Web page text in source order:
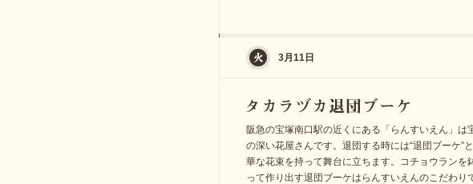
3月11日
阪急の宝塚南口駅の近くにある「らんすいえん」は
の深い花屋さんです。退団する時には“退団ブーケ”
華な花束を持って舞台に立ちます。コチョウランを
って作り出す退団ブーケはらんすいえんのこだわり